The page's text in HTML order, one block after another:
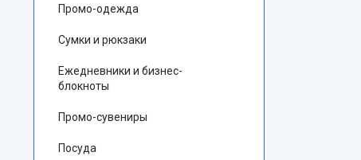
Промо-одежда
Сумки и рюкзаки
Ежедневники и бизнес-
блокноты
Промо-сувениры
Посуда